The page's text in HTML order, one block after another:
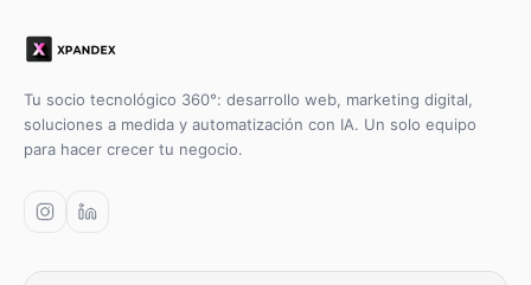
Tu socio tecnológico 360°: desarrollo web, marketing digital,
soluciones a medida y automatización con IA. Un solo equipo
para hacer crecer tu negocio.